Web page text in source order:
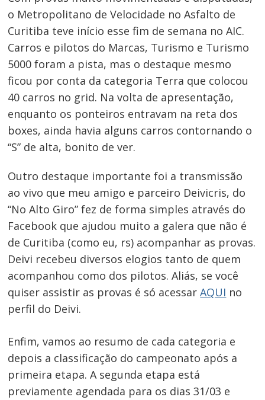
o Metropolitano de Velocidade no Asfalto de
Curitiba teve início esse fim de semana no AIC.
Carros e pilotos do Marcas, Turismo e Turismo
5000 foram a pista, mas o destaque mesmo
ficou por conta da categoria Terra que colocou
40 carros no grid. Na volta de apresentação,
enquanto os ponteiros entravam na reta dos
boxes, ainda havia alguns carros contornando o
“S” de alta, bonito de ver.
Outro destaque importante foi a transmissão
ao vivo que meu amigo e parceiro Deivicris, do
“No Alto Giro” fez de forma simples através do
Facebook que ajudou muito a galera que não é
de Curitiba (como eu, rs) acompanhar as provas.
Deivi recebeu diversos elogios tanto de quem
acompanhou como dos pilotos. Aliás, se você
quiser assistir as provas é só acessarAQUI no
perfil do Deivi.
Enfim, vamos ao resumo de cada categoria e
depois a classificação do campeonato após a
primeira etapa. A segunda etapa está
previamente agendada para os dias 31/03 e